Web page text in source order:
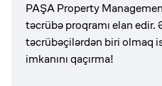
PAŞA Property
təcrübə proqramı elan edir.
təcrübəçilərdən biri olmaq
imkanını qaçırma!